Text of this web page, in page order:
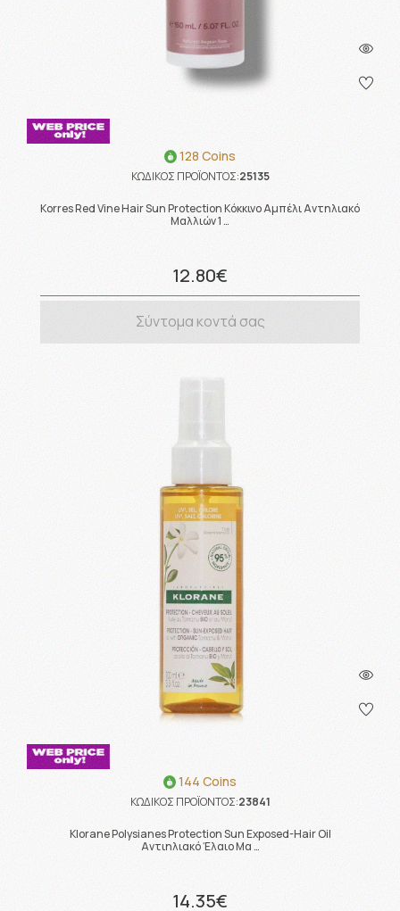
128 Coins
ΚΩΔΙΚΟΣ ΠΡΟΪΟΝΤΟΣ:25135
Korres Red Vine Hair Sun Protection Κόκκινο Αμπέλι Αντηλιακό
Μαλλιών 1 …
12.80€
Σύντομα κοντά σας
144 Coins
ΚΩΔΙΚΟΣ ΠΡΟΪΟΝΤΟΣ:23841
Klorane Polysianes Protection Sun Exposed-Hair Oil
Αντιηλιακό Έλαιο Μα …
14.35€